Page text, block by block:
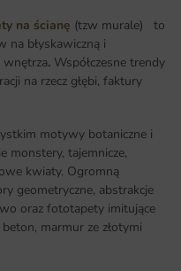
na ścianę (tzw murale) to
na błyskawiczną i
wnętrza. Współczesne trendy
na rzecz głębi, faktury
motywy botaniczne i
monstery, tajemnicze,
kwiaty. Ogromną
geometryczne, abstrakcje
oraz fototapety imitujące
marmur ze złotymi